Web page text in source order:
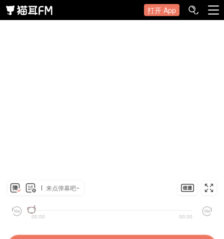
打开 App
来点弹幕吧~
00:00 00:00